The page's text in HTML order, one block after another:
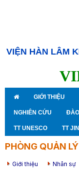
VIỆN HÀN LÂM
GIỚI THIỆU
NGHIÊN CỨU
TT UNESCO TT
PHÒNG QUẢN
Giới thiệu Nhân sự